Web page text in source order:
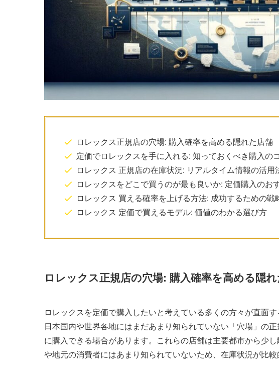
ロレックス正規店の穴場: 購入確率を高める隠れた店舗
定価でロレックスを手に入れる: 知っておくべき購入の
ロレックス 正規店の在庫状況: リアルタイム情報の活用
ロレックスをどこで買うのが最も良いか: 定価購入のお
ロレックス 買える確率を上げる方法: 成功するための戦
ロレックス 定価で買えるモデル: 価値のわかる選び方
ロレックス正規店の穴場: 購入確率を高める隠
ロレックスを定価で購入したいと考えている多くの方々が直面
日本国内や世界各地にはまだあまり知られていない「穴場」の
に購入できる場合があります。これらの店舗は主要都市から少
や地元の消費者にはあまり知られていないため、在庫状況が比較